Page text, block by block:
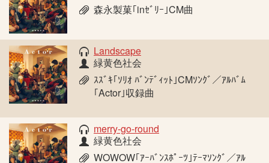
森永製菓｢inｾﾞﾘｰ｣CM曲
Landscape
緑黄色社会
ｽｽﾞｷ｢ｿﾘｵ ﾊﾞﾝﾃﾞｨｯﾄ｣CMｿﾝｸﾞ／ｱﾙﾊﾞﾑ
｢Actor｣収録曲
merry-go-round
緑黄色社会
WOWOW｢ｱｰﾊﾞﾝｽﾎﾟｰﾂ｣ﾃｰﾏｿﾝｸﾞ／ｱﾙ